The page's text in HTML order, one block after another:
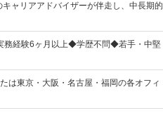
ャリアアドバイザーが伴走し、中長期的
務経験6ヶ月以上◆学歴不問◆若手・中堅
東京・大阪・名古屋・福岡の各オフィ